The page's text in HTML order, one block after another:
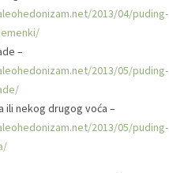
2013/04/puding-
–
2013/05/puding-
ili nekog drugog voća –
2013/05/puding-